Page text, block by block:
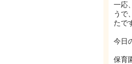
一応
うで
たで
今日
保育